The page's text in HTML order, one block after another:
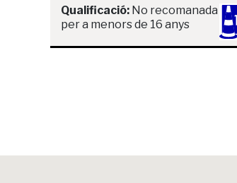
Qualificació: No recomanada
per a menors de 16 anys